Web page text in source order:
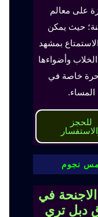
على معالم
حيث يمكن
الاستمتاع بمشهد
الخلاب وأضواءها
خاصة في
المساء.
للحجز
نجوم
الاجنحة في
دبل تري